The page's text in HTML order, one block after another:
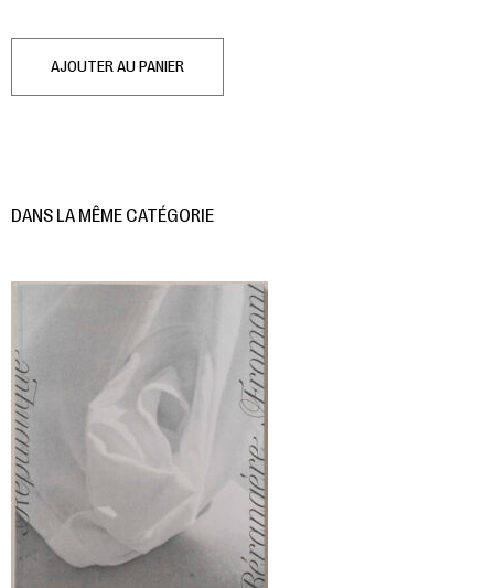
AJOUTER AU PANIER
DANS LA MÊME CATÉGORIE